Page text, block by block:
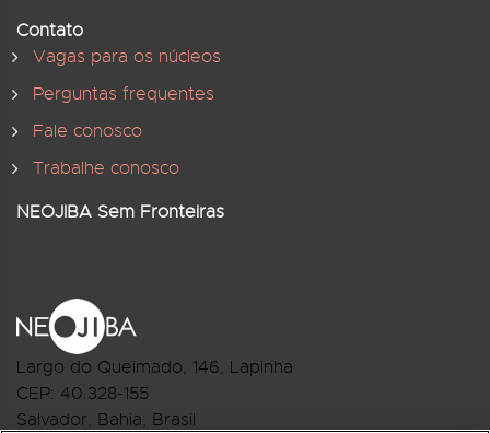
Contato
Vagas para os núcleos
Perguntas frequentes
Fale conosco
Trabalhe conosco
NEOJIBA Sem Fronteiras
Largo do Queimado, 146, Lapinha
CEP: 40.328-155
Salvador, Bahia, Brasil